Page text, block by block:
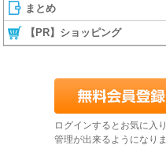
まとめ
【PR】ショッピング
ログインするとお気に入
管理が出来るようになり